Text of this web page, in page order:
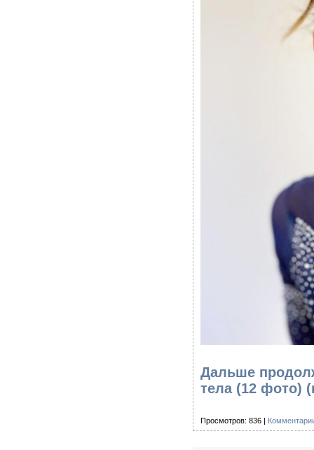
Дальше
тела (12 фото)
Просмотров: 836 |